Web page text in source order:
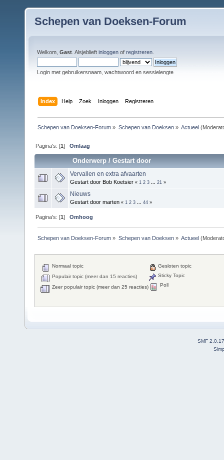
Schepen van Doeksen-Forum
Welkom, Gast . Alsjeblieft inloggen of registreren
Login met gebruikersnaam, wachtwoord en sessielengte
Index Help Zoek Inloggen Registreren
Schepen van Doeksen-Forum » Schepen van Doeksen» Actueel
Pagina's: [1]Omlaag
Onderwerp /Gestart door
Vervallen en extra afvaarten
Gestart door Bob Koetsier « 1 2 3 21 »
Nieuws
Gestart door marten « 1 2 3 44 »
Pagina's: [1]Omhoog
Schepen van Doeksen-Forum » Schepen van Doeksen» Actueel
Normaal topic
Populair topic (meer dan 15 reacties)
Zeer populair topic (meer dan 25 reacties)
Gesloten topic
Sticky Topic
Poll
SMF 2.0.17